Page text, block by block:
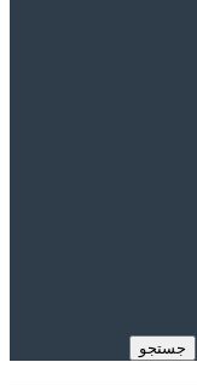
جستجو